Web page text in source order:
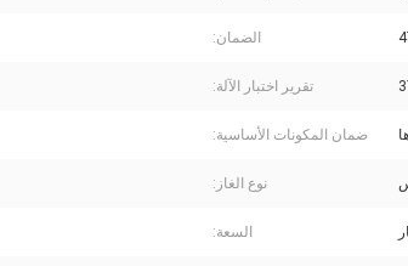
الضمان:
تقرير اختبار الآلة:
ضمان المكونات الأساسية:
نوع الغاز:
السعة: